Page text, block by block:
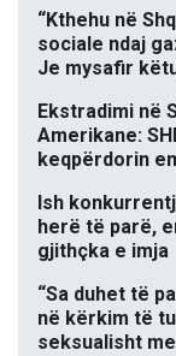
“Kthehu në
sociale ndaj
Je mysafir
Ekstradimi në
Amerikane:
keqpërdorin
Ish
herë të parë,
gjithçka e imja
“Sa duhet të
në kërkim të
seksualisht